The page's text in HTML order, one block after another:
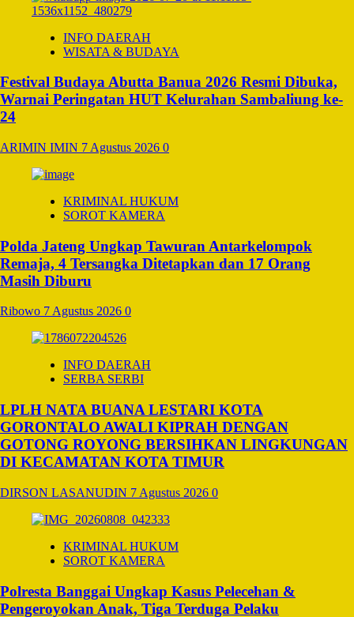
INFO DAERAH
WISATA & BUDAYA
Festival Budaya Abutta Banua 2026 Resmi Dibuka,
Warnai Peringatan HUT Kelurahan Sambaliung ke-
24
ARIMIN IMIN 7 Agustus 2026 0
KRIMINAL HUKUM
SOROT KAMERA
Polda Jateng Ungkap Tawuran Antarkelompok
Remaja, 4 Tersangka Ditetapkan dan 17 Orang
Masih Diburu
Ribowo 7 Agustus 2026 0
INFO DAERAH
SERBA SERBI
LPLH NATA BUANA LESTARI KOTA
GORONTALO AWALI KIPRAH DENGAN
GOTONG ROYONG BERSIHKAN LINGKUNGAN
DI KECAMATAN KOTA TIMUR
DIRSON LASANUDIN 7 Agustus 2026 0
KRIMINAL HUKUM
SOROT KAMERA
Polresta Banggai Ungkap Kasus Pelecehan &
Pengeroyokan Anak, Tiga Terduga Pelaku